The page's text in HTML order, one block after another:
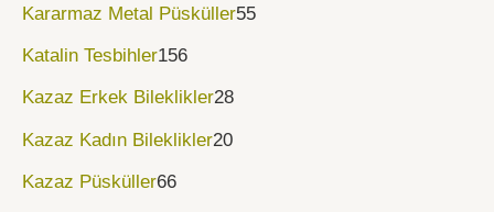
Kararmaz Metal Püsküller55
Katalin Tesbihler156
Kazaz Erkek Bileklikler28
Kazaz Kadın Bileklikler20
Kazaz Püsküller66